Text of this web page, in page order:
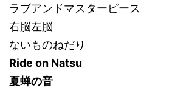
ラブアンドマスターピース
右脳左脳
ないものねだり
Ride on Natsu
夏蝉の音